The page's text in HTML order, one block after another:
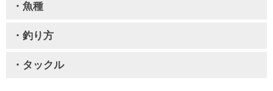
・魚種
・釣り方
・タックル